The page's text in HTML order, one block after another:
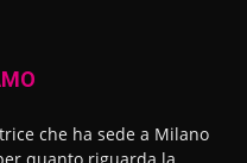
che ha sede a Milano